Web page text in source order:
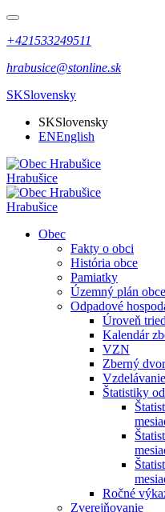
+421533249511
hrabusice@stonline.sk
SKSlovensky
SKSlovensky
ENEnglish
Hrabušice
Hrabušice
Obec
Fakty o obci
História obce
Pamiatky
Územný plán obce
Odpadové
Úroveň
Kalendár
VZN
Zberný dvor
Štatistiky
Ročné
Zverejňovanie